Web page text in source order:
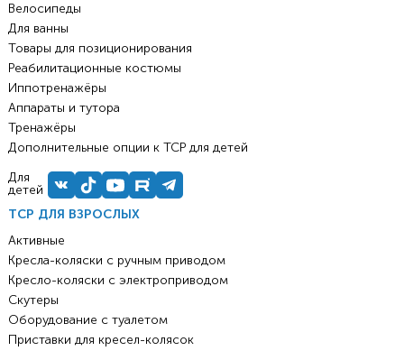
ТСР ДЛЯ ВЗРОСЛЫХ
Активные
Кресла-коляски с ручным приводом
Кресло-коляски с электроприводом
Скутеры
Оборудование с туалетом
Приставки для кресел-колясок
Велосипеды
Для ванны
Товары для позиционирования
Реабилитационные костюмы
Иппотренажёры
Аппараты и тутора
Тренажёры
Дополнительные опции к ТСР для детей
Для
детей